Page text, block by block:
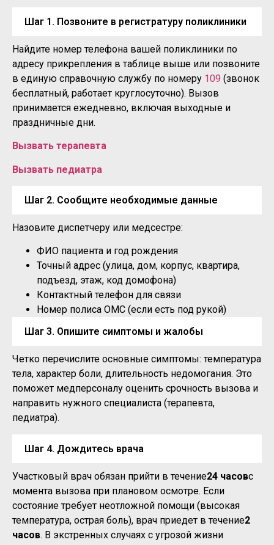
Шаг 1. Позвоните в регистратуру поликлиники
Найдите номер телефона вашей поликлиники по
адресу прикрепления в таблице выше или позвоните
в единую справочную службу по номеру 109 (звонок
бесплатный, работает круглосуточно). Вызов
принимается ежедневно, включая выходные и
праздничные дни.
Вызвать терапевта
Вызвать педиатра
Шаг 2. Сообщите необходимые данные
Назовите диспетчеру или медсестре:
ФИО пациента и год рождения
Точный адрес (улица, дом, корпус, квартира,
подъезд, этаж, код домофона)
Контактный телефон для связи
Номер полиса ОМС (если есть под рукой)
Шаг 3. Опишите симптомы и жалобы
Четко перечислите основные симптомы: температура
тела, характер боли, длительность недомогания. Это
поможет медперсоналу оценить срочность вызова и
направить нужного специалиста (терапевта,
педиатра).
Шаг 4. Дождитесь врача
Участковый врач обязан прийти в течение24 часовс
момента вызова при плановом осмотре. Если
состояние требует неотложной помощи (высокая
температура, острая боль), врач приедет в течение2
часов. В экстренных случаях с угрозой жизни